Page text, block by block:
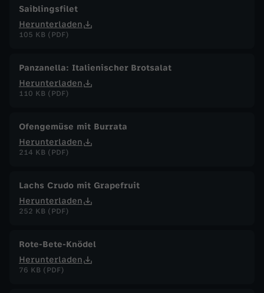
Saiblingsfilet
Herunterladen
105 KB (PDF)
Panzanella: Italienischer Brotsalat
Herunterladen
110 KB (PDF)
Ofengemüse mit Burrata
Herunterladen
214 KB (PDF)
Lachs Crudo mit Grapefruit
Herunterladen
252 KB (PDF)
Rote-Bete-Knödel
Herunterladen
76 KB (PDF)